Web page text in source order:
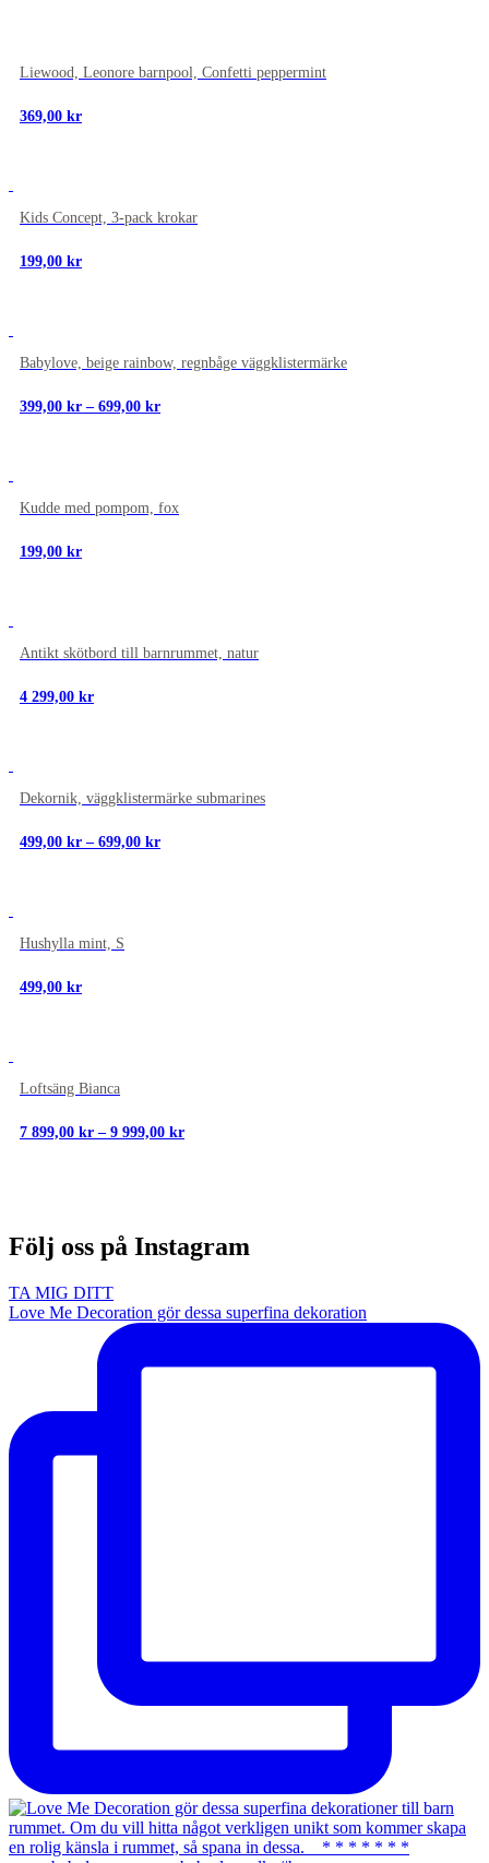
Liewood, Leonore barnpool, Confetti peppermint
369,00 kr
Kids Concept, 3-pack krokar
199,00 kr
Babylove, beige rainbow, regnbåge väggklistermärke
399,00 kr – 699,00 krPrisintervall:
Kudde med pompom, fox
199,00 kr
Antikt skötbord till barnrummet, natur
4 299,00 kr
Dekornik, väggklistermärke submarines
499,00 kr – 699,00 krPrisintervall:
Hushylla mint, S
499,00 kr
Loftsäng Bianca
7 899,00 kr – 9 999,00 krPrisintervall:
Följ oss på Instagram
TA MIG DITT
Love Me Decoration gör dessa superfina dekoration